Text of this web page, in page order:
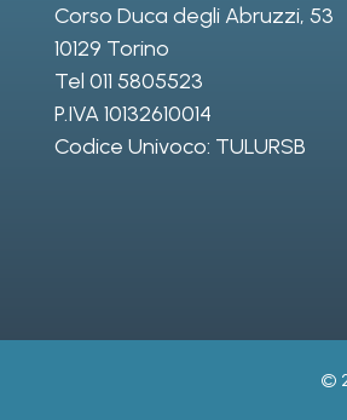
Corso Duca degli Abruzzi, 53
10129 Torino
Tel 011 5805523
P.IVA 10132610014
Codice Univoco: TULURSB
©